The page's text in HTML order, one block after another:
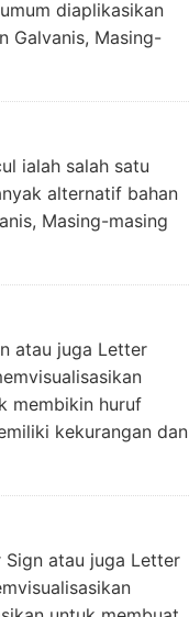
diaplikasikan
Galvanis, Masing-
ialah salah satu
alternatif bahan
Masing-masing
atau juga Letter
membikin huruf
kekurangan dan
atau juga Letter